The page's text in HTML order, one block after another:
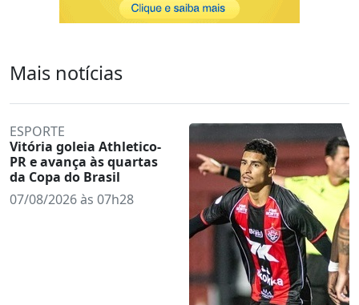
Mais notícias
ESPORTE
Vitória goleia Athletico-
PR e avança às quartas
da Copa do Brasil
07/08/2026 às 07h28